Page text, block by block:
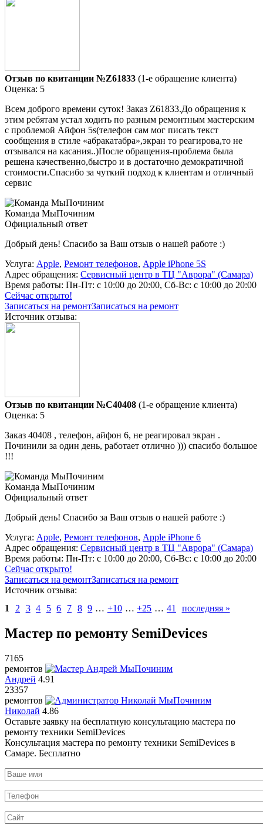
Отзыв по квитанции №Z61833 (1-е обращение клиента)
Оценка: 5
Всем доброго времени суток! Заказ Z61833.До обращения к
этим ребятам устал ходить по разным ремонтным мастерским
с проблемой Айфон 5s(телефон сам мог писать текст
сообщения в стиле «абракатабра»,экран то реагирова,то не
отзывался на касания..)После обращения-проблема была
решена качественно,быстро и в достаточно демократичной
стоимости.Спасибо за чуткий подход к клиентам и отличный
сервис
Команда МыПочиним
Официальный ответ
Добрый день! Спасибо за Ваш отзыв о нашей работе :)
Услуга: Apple, Ремонт телефонов, Apple iPhone 5S
Адрес обращения: Сервисный центр в ТЦ "Аврора" (Самара)
Время работы: Пн-Пт: с 10:00 до 20:00, Сб-Вс: с 10:00 до 20:00
Сейчас открыто!
Записаться на ремонтЗаписаться на ремонт
Источник отзыва:
Отзыв по квитанции №C40408 (1-е обращение клиента)
Оценка: 5
Заказ 40408 , телефон, айфон 6, не реагировал экран .
Починили за один день, работает отлично ))) спасибо большое
!!!
Команда МыПочиним
Официальный ответ
Добрый день! Спасибо за Ваш отзыв о нашей работе :)
Услуга: Apple, Ремонт телефонов, Apple iPhone 6
Адрес обращения: Сервисный центр в ТЦ "Аврора" (Самара)
Время работы: Пн-Пт: с 10:00 до 20:00, Сб-Вс: с 10:00 до 20:00
Сейчас открыто!
Записаться на ремонтЗаписаться на ремонт
Источник отзыва:
1
2 3 4 5 6 7 8 9 … +10 … +25 … 41 последняя »
Мастер по ремонту SemiDevices
7165
ремонтов
Андрей 4.91
23357
ремонтов
Николай 4.86
Оставьте заявку на бесплатную консультацию мастера по
ремонту техники SemiDevices
Консультация мастера по ремонту техники SemiDevices в
Самаре. Бесплатно